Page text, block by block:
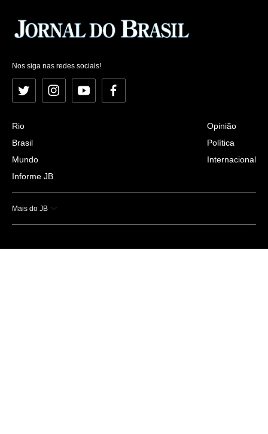
Nos siga nas redes sociais!
Twitter InstagramYouTubeFacebook
Rio
Brasil
Mundo
Informe JB
Opinião
Política
Internacional
Mais do JB
Esportes